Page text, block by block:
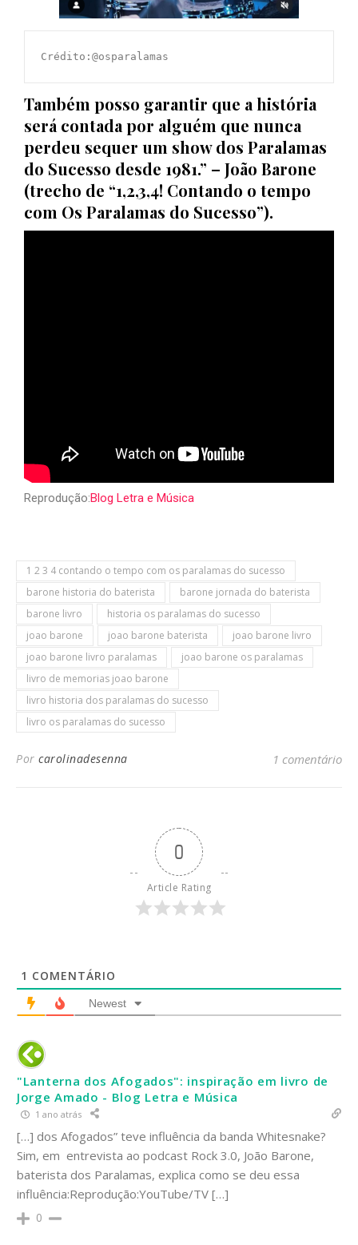
Crédito:@osparalamas
Também posso garantir que a história
será contada por alguém que nunca
perdeu sequer um show dos Paralamas
do Sucesso desde 1981.” – João Barone
(trecho de “1,2,3,4! Contando o tempo
com Os Paralamas do Sucesso”).
Reprodução:Blog Letra e Música
1 2 3 4 contando o tempo com os paralamas do sucesso
barone historia do baterista
barone jornada do baterista
barone livro
historia os paralamas do sucesso
joao barone
joao barone baterista
joao barone livro
joao barone livro paralamas
joao barone os paralamas
livro de memorias joao barone
livro historia dos paralamas do sucesso
livro os paralamas do sucesso
Por carolinadesenna 1 comentário
0
Article Rating
1 COMENTÁRIO
Newest
"Lanterna dos Afogados": inspiração em livro de
Jorge Amado - Blog Letra e Música
1 ano atrás
[…] dos Afogados” teve influência da banda Whitesnake?
Sim, em entrevista ao podcast Rock 3.0, João Barone,
baterista dos Paralamas, explica como se deu essa
influência:Reprodução:YouTube/TV […]
0